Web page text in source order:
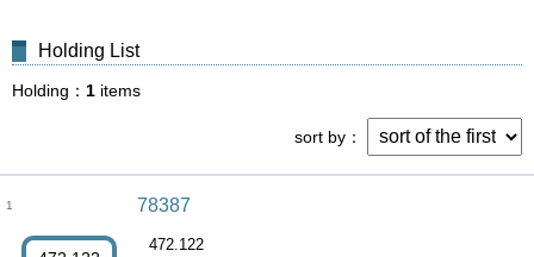
Holding List
Holding 1 items
sort by
1 78387
472.122